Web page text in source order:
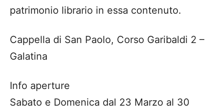
patrimonio librario in essa contenuto.
Cappella di San Paolo, Corso Garibaldi 2 –
Galatina
Info aperture
Sabato e Domenica dal 23 Marzo al 30